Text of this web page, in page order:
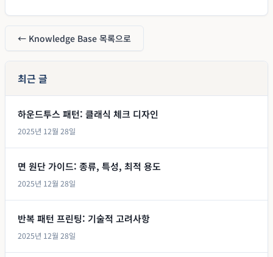
← Knowledge Base 목록으로
최근 글
하운드투스 패턴: 클래식 체크 디자인
2025년 12월 28일
면 원단 가이드: 종류, 특성, 최적 용도
2025년 12월 28일
반복 패턴 프린팅: 기술적 고려사항
2025년 12월 28일